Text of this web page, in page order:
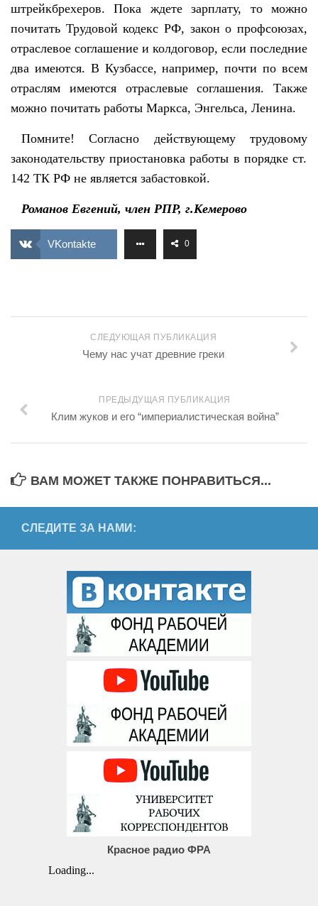
штрейкбрехеров. Пока ждете зарплату, то можно
почитать Трудовой кодекс РФ, закон о профсоюзах,
отраслевое соглашение и колдоговор, если последние
два имеются. В Кузбассе, например, почти по всем
отраслям имеются отраслевые соглашения. Также
можно почитать работы Маркса, Энгельса, Ленина.
Помните! Согласно действующемутрудовому
законодательству приостановка работы в порядке ст.
142 ТК РФ не является забастовкой.
Романов Евгений, член РПР, г.Кемерово
VKontakte 0
СЛЕДУЮЩАЯ ПУБЛИКАЦИЯ
Чему нас учат древние греки
ПРЕДЫДУЩАЯ ПУБЛИКАЦИЯ
Клим жуков и его “империалистическая война”
ВАМ МОЖЕТ ТАКЖЕ ПОНРАВИТЬСЯ...
СЛЕДИТЕ ЗА НАМИ:
Красное радио ФРА